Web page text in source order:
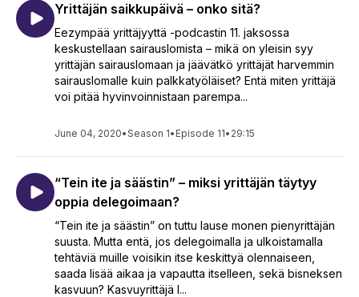
Yrittäjän saikkupäivä – onko sitä?
Eezympää yrittäjyyttä -podcastin 11. jaksossa
keskustellaan sairauslomista – mikä on yleisin syy
yrittäjän sairauslomaan ja jäävätkö yrittäjät harvemmin
sairauslomalle kuin palkkatyöläiset? Entä miten yrittäjä
voi pitää hyvinvoinnistaan parempa...
June 04, 2020•Season 1• Episode 11• 29:15
“Tein ite ja säästin” – miksi yrittäjän täytyy
oppia delegoimaan?
“Tein ite ja säästin” on tuttu lause monen pienyrittäjän
suusta. Mutta entä, jos delegoimalla ja ulkoistamalla
tehtäviä muille voisikin itse keskittyä olennaiseen,
saada lisää aikaa ja vapautta itselleen, sekä bisneksen
kasvuun? Kasvuyrittäjä I...